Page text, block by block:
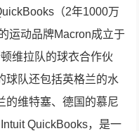
（2年1000万
运动品牌Macron成立于
维拉队的球衣合作伙
球队还包括英格兰的水
的维特塞、德国的慕尼
QuickBooks，是一